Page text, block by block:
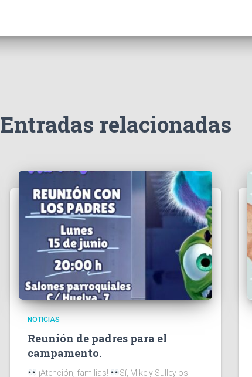
Entradas relacionadas
NOTICIAS
Reunión de padres para el
campamento.
¡Atención, familias!
Sí, Mike y Sulley os